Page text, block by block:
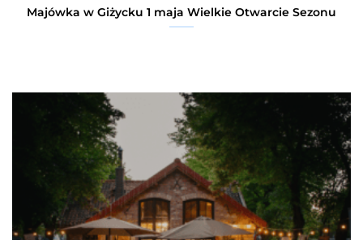
Majówka w Giżycku 1 maja Wielkie Otwarcie Sezonu